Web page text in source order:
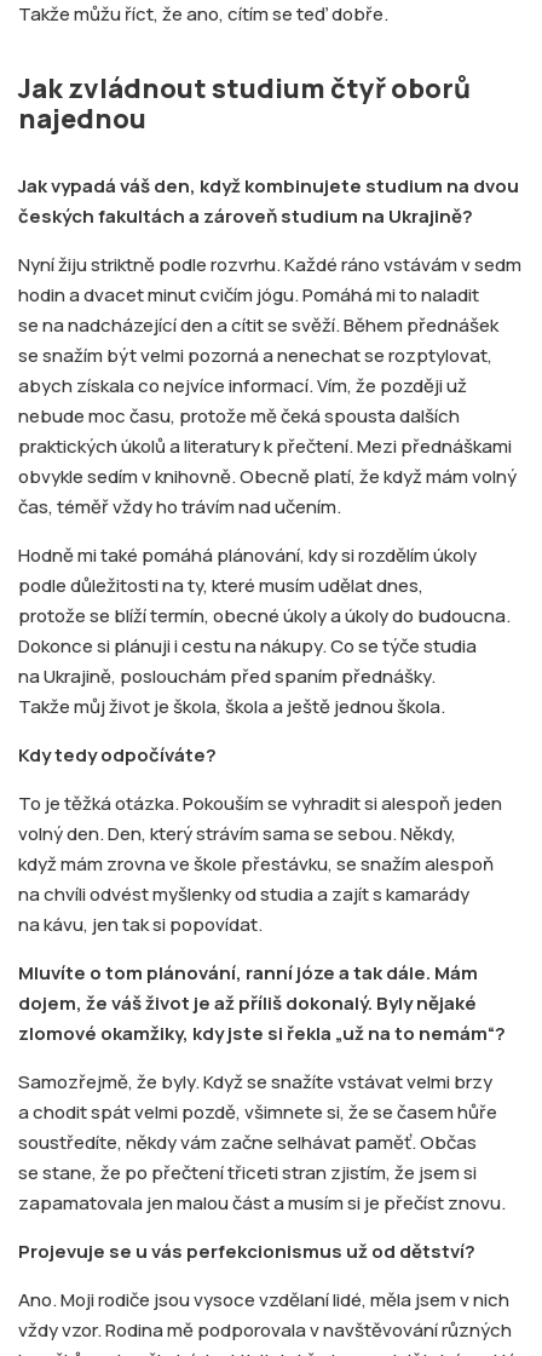
Takže můžu říct, že ano, cítím se teď dobře.
Jak zvládnout studium čtyř oborů
najednou
Jak vypadá váš den, když kombinujete studium na dvou
českých fakultách a zároveň studium na Ukrajině?
Nyní žiju striktně podle rozvrhu. Každé ráno vstávám v sedm
hodin a dvacet minut cvičím jógu. Pomáhá mi to naladit
se na nadcházející den a cítit se svěží. Během přednášek
se snažím být velmi pozorná a nenechat se rozptylovat,
abych získala co nejvíce informací. Vím, že později už
nebude moc času, protože mě čeká spousta dalších
praktických úkolů a literatury k přečtení. Mezi přednáškami
obvykle sedím v knihovně. Obecně platí, že když mám volný
čas, téměř vždy ho trávím nad učením.
Hodně mi také pomáhá plánování, kdy si rozdělím úkoly
podle důležitosti na ty, které musím udělat dnes,
protože se blíží termín, obecné úkoly a úkoly do budoucna.
Dokonce si plánuji i cestu na nákupy. Co se týče studia
na Ukrajině, poslouchám před spaním přednášky.
Takže můj život je škola, škola a ještě jednou škola.
Kdy tedy odpočíváte?
To je těžká otázka. Pokouším se vyhradit si alespoň jeden
volný den. Den, který strávím sama se sebou. Někdy,
když mám zrovna ve škole přestávku, se snažím alespoň
na chvíli odvést myšlenky od studia a zajít s kamarády
na kávu, jen tak si popovídat.
Mluvíte o tom plánování, ranní józe a tak dále. Mám
dojem, že váš život je až příliš dokonalý. Byly nějaké
zlomové okamžiky, kdy jste si řekla „už na to nemám“?
Samozřejmě, že byly. Když se snažíte vstávat velmi brzy
a chodit spát velmi pozdě, všimnete si, že se časem hůře
soustředíte, někdy vám začne selhávat paměť. Občas
se stane, že po přečtení třiceti stran zjistím, že jsem si
zapamatovala jen malou část a musím si je přečíst znovu.
Projevuje se u vás perfekcionismus už od dětství?
Ano. Moji rodiče jsou vysoce vzdělaní lidé, měla jsem v nich
vždy vzor. Rodina mě podporovala v navštěvování různých